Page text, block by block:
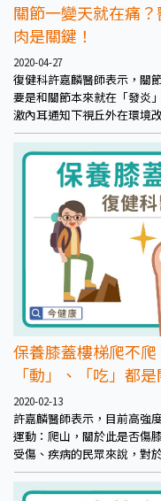
關節一變天就在痛
肉是關鍵！
2020-04-27
復健科許嘉麟醫師表示，關
要是和關節本來就在「發炎
激內耳通知下視丘外在環境
神經興奮，增加腎上腺素分
增加「痛覺」傳導，形成「
性膝蓋發炎又以「退化性膝
人）有關節炎，特別是58歲
有這個問題。
保養膝蓋樓梯爬不
「動」、「吃」都是
2020-02-13
許嘉麟醫師表示，目前高強
運動：爬山，關於此是否傷
受傷、疾病的民眾來說，對
尤其在強度大的登高山運動
中大量膕膀肌肌力訓練，